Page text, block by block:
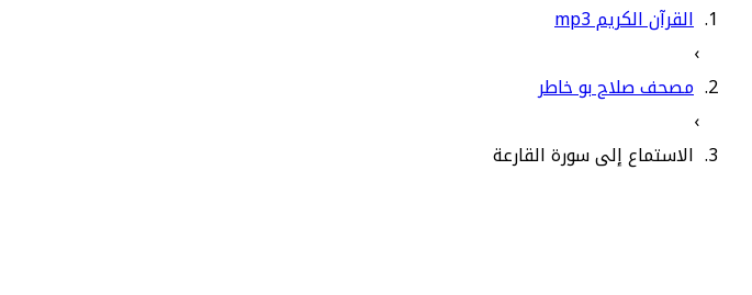
القرآن الكريم mp3
›
مصحف صلاح بو خاطر
›
الاستماع إلى سورة القارعة